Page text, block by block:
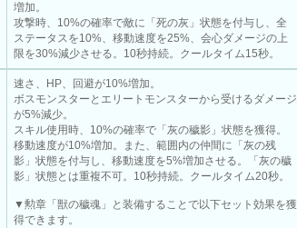
増加。
攻撃時、10%の確率で敵に「死の灰」状態を付与し、全
ステータスを10%、移動速度を25%、会心ダメージの上
限を30%減少させる。10秒持続。クールタイム15秒。
速さ、HP、回避が10%増加。
ボスモンスターとエリートモンスターから受けるダメージ
が5%減少。
スキル使用時、10%の確率で「灰の穢影」状態を獲得。
移動速度が10%増加。また、範囲内の仲間に「灰の残
影」状態を付与し、移動速度を5%増加させる。「灰の穢
影」状態とは重複不可。10秒持続。クールタイム20秒。
▼勲章「獣の穢魂」と装備することで以下セット効果を獲
得できます。